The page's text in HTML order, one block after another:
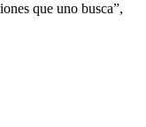
que uno busca”,